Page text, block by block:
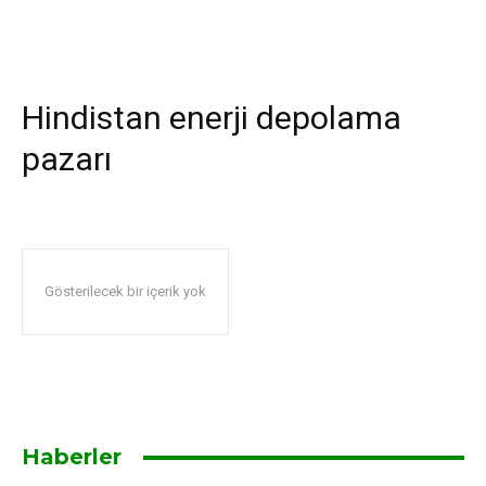
Hindistan enerji depolama
pazarı
Gösterilecek bir içerik yok
Haberler